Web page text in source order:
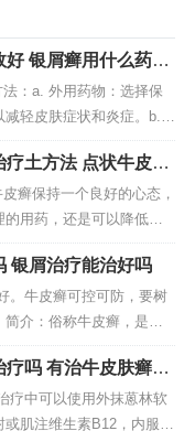
银屑癣用什么药疗
：a. 外用药物：选择保
轻皮肤症状和炎症。b.
、免疫抑制剂等，需根
使用。c. 光疗：如紫外
缓解症状。2、第一：双
我们的日常生活中非常
...
土方法 点状牛皮皮
癣保持一个良好的心态，
用药，还是可以降低其
：不可片面追求近期疗
是容易复发。选用中医
治疗牛皮癣。双氧水在
，此偏方需要将双氧水
半水，然后...
银屑治疗能治好吗
。牛皮癣可控可防，要树
介：俗称牛皮癣，是一
慢性易于复发的炎症性
疹，约粟粒至绿豆大
为棕红色斑块。牛皮癣
屑病）产生的病因都还
吗 有治牛皮肤癣单
疗中可以使用外抹蒽林软
肌注维生素B12，内服维